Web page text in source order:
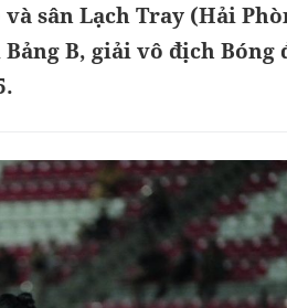
sân Lạch Tray (Hải
B, giải vô địch Bóng